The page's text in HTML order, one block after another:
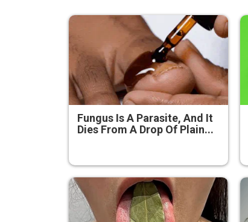
Fungus Is A Parasite, And It
Dies From A Drop Of Plain...